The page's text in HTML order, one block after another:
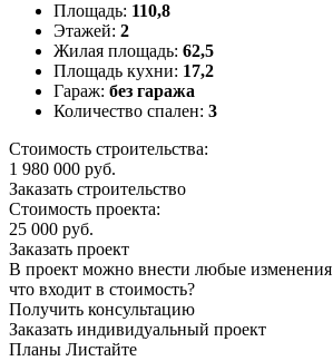
Площадь: 110,8
Этажей: 2
Жилая площадь: 62,5
Площадь кухни: 17,2
Гараж: без гаража
Количество спален: 3
Стоимость строительства:
1 980 000 руб.
Заказать строительство
Стоимость проекта:
25 000 руб.
Заказать проект
В проект можно внести любые изменения
что входит в стоимость?
Получить консультацию
Заказать индивидуальный проект
Планы Листайте